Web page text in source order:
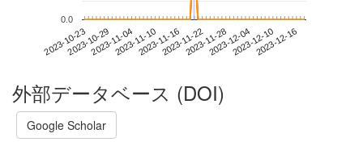
2023-10-232023-10-292023-11-042023-11-102023-11-162023-11-222023-11-282023-12-042023-12-102023-12-16
0.0
外部データベース (DOI)
Google Scholar